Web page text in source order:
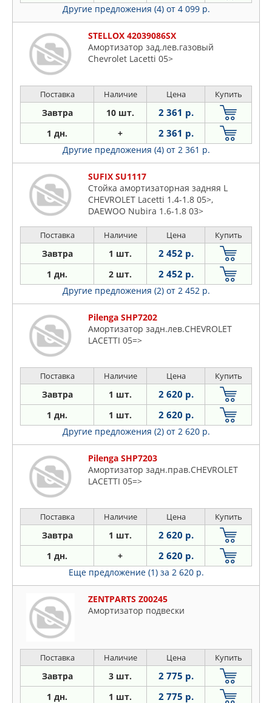
Другие предложения (4) от 4 099 р.
STELLOX 42039086SX
Амортизатор зад.лев.газовый
Chevrolet Lacetti 05>
Поставка Наличие Цена Купить
Завтра 10 шт. 2 361 р.
1 дн. + 2 361 р.
Другие предложения (4) от 2 361 р.
SUFIX SU1117
Стойка амортизаторная задняя L
CHEVROLET Lacetti 1.4-1.8 05>,
DAEWOO Nubira 1.6-1.8 03>
Поставка Наличие Цена Купить
Завтра 1 шт. 2 452 р.
1 дн. 2 шт. 2 452 р.
Другие предложения (2) от 2 452 р.
Pilenga SHP7202
Амортизатор задн.лев.CHEVROLET
LACETTI 05=>
Поставка Наличие Цена Купить
Завтра 1 шт. 2 620 р.
1 дн. 1 шт. 2 620 р.
Другие предложения (2) от 2 620 р.
Pilenga SHP7203
Амортизатор задн.прав.CHEVROLET
LACETTI 05=>
Поставка Наличие Цена Купить
Завтра 1 шт. 2 620 р.
1 дн. + 2 620 р.
Еще предложение (1) за 2 620 р.
ZENTPARTS Z00245
Амортизатор подвески
Поставка Наличие Цена Купить
Завтра 3 шт. 2 775 р.
1 дн. 1 шт. 2 775 р.